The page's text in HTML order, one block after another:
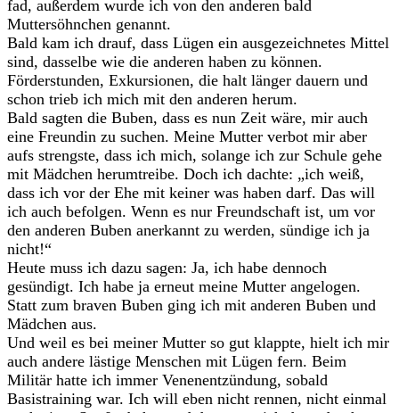
fad, außerdem wurde ich von den anderen bald
Muttersöhnchen genannt.
Bald kam ich drauf, dass Lügen ein ausgezeichnetes Mittel
sind, dasselbe wie die anderen haben zu können.
Förderstunden, Exkursionen, die halt länger dauern und
schon trieb ich mich mit den anderen herum.
Bald sagten die Buben, dass es nun Zeit wäre, mir auch
eine Freundin zu suchen. Meine Mutter verbot mir aber
aufs strengste, dass ich mich, solange ich zur Schule gehe
mit Mädchen herumtreibe. Doch ich dachte: „ich weiß,
dass ich vor der Ehe mit keiner was haben darf. Das will
ich auch befolgen. Wenn es nur Freundschaft ist, um vor
den anderen Buben anerkannt zu werden, sündige ich ja
nicht!“
Heute muss ich dazu sagen: Ja, ich habe dennoch
gesündigt. Ich habe ja erneut meine Mutter angelogen.
Statt zum braven Buben ging ich mit anderen Buben und
Mädchen aus.
Und weil es bei meiner Mutter so gut klappte, hielt ich mir
auch andere lästige Menschen mit Lügen fern. Beim
Militär hatte ich immer Venenentzündung, sobald
Basistraining war. Ich will eben nicht rennen, nicht einmal